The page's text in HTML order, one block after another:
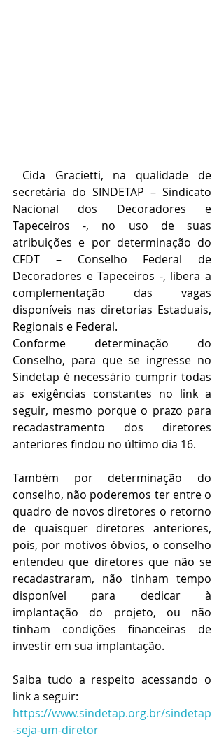
secretária do SINDETAP – Sindicato
Nacional dos Decoradores e
Tapeceiros -, no uso de suas
atribuições e por determinação do
CFDT – Conselho Federal de
Decoradores e Tapeceiros -, libera a
complementação das vagas
disponíveis nas diretorias Estaduais,
Regionais e Federal.
Conforme determinação do
Conselho, para que se ingresse no
Sindetap é necessário cumprir todas
as exigências constantes no link a
seguir, mesmo porque o prazo para
recadastramento dos diretores
anteriores findou no último dia 16.
Também por determinação do
conselho, não poderemos ter entre o
quadro de novos diretores o retorno
de quaisquer diretores anteriores,
pois, por motivos óbvios, o conselho
entendeu que diretores que não se
recadastraram, não tinham tempo
disponível para dedicar à
implantação do projeto, ou não
tinham condições financeiras de
investir em sua implantação.
Saiba tudo a respeito acessando o
link a seguir:
https://www.sindetap.org.br/sindetap
-seja-um-diretor